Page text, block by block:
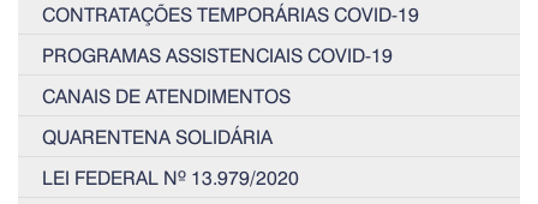
CONTRATAÇÕES TEMPORÁRIAS COVID-19
PROGRAMAS ASSISTENCIAIS COVID-19
CANAIS DE ATENDIMENTOS
QUARENTENA SOLIDÁRIA
LEI FEDERAL Nº 13.979/2020